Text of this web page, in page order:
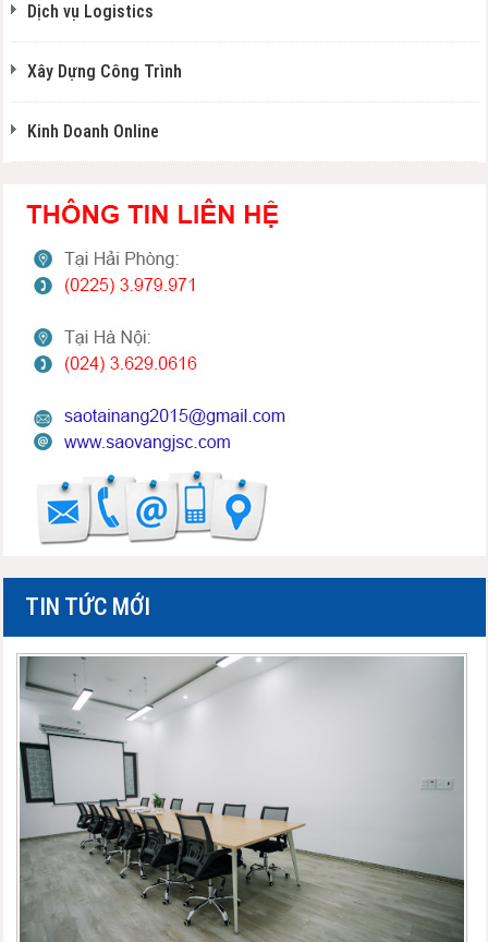
Dịch vụ Logistics
Xây Dựng Công Trình
Kinh Doanh Online
TIN TỨC MỚI